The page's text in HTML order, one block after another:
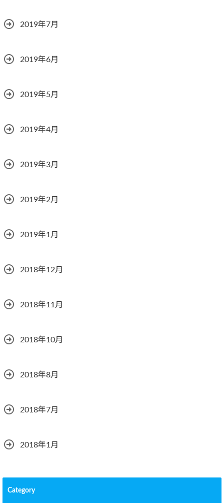
2019年7月
2019年6月
2019年5月
2019年4月
2019年3月
2019年2月
2019年1月
2018年12月
2018年11月
2018年10月
2018年8月
2018年7月
2018年1月
Category